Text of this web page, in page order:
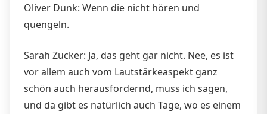
Oliver Dunk: Wenn die nicht hören und
quengeln.
Sarah Zucker: Ja, das geht gar nicht. Nee, es ist
vor allem auch vom Lautstärkeaspekt ganz
schön auch herausfordernd, muss ich sagen,
und da gibt es natürlich auch Tage, wo es einem